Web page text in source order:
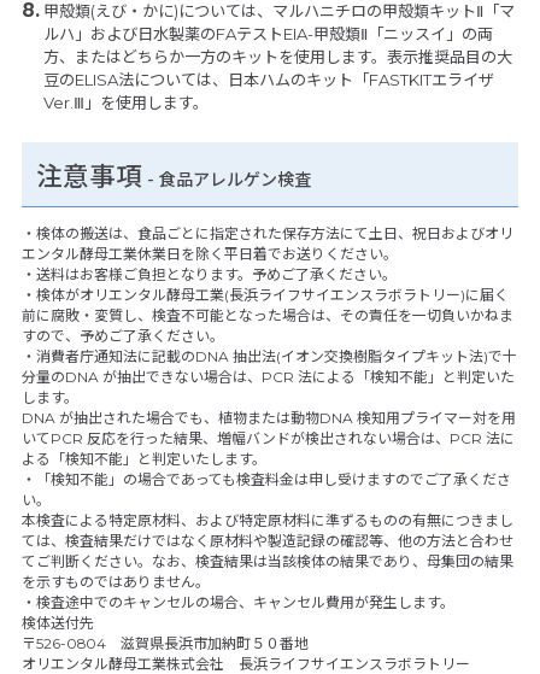
甲殻類(えび・かに)については、マルハニチロの甲殻類キットⅡ「マ
ルハ」および日水製薬のFAテストEIA-甲殻類Ⅱ「ニッスイ」の両
方、またはどちらか一方のキットを使用します。表示推奨品目の大
豆のELISA法については、日本ハムのキット「FASTKITエライザ
Ver.Ⅲ」を使用します。
注意事項 - 食品アレルゲン検査
・検体の搬送は、食品ごとに指定された保存方法にて土日、祝日およびオリ
エンタル酵母工業休業日を除く平日着でお送りください。
・送料はお客様ご負担となります。予めご了承ください。
・検体がオリエンタル酵母工業(長浜ライフサイエンスラボラトリー)に届く
前に腐敗・変質し、検査不可能となった場合は、その責任を一切負いかねま
すので、予めご了承ください。
・消費者庁通知法に記載のDNA 抽出法(イオン交換樹脂タイプキット法)で十
分量のDNA が抽出できない場合は、PCR 法による「検知不能」と判定いた
します。
DNA が抽出された場合でも、植物または動物DNA 検知用プライマー対を用
いてPCR 反応を行った結果、増幅バンドが検出されない場合は、PCR 法に
よる「検知不能」と判定いたします。
・「検知不能」の場合であっても検査料金は申し受けますのでご了承くださ
い。
本検査による特定原材料、および特定原材料に準ずるものの有無につきまし
ては、検査結果だけではなく原材料や製造記録の確認等、他の方法と合わせ
てご判断ください。なお、検査結果は当該検体の結果であり、母集団の結果
を示すものではありません。
・検査途中でのキャンセルの場合、キャンセル費用が発生します。
検体送付先
〒526-0804 滋賀県長浜市加納町５０番地
オリエンタル酵母工業株式会社 長浜ライフサイエンスラボラトリー